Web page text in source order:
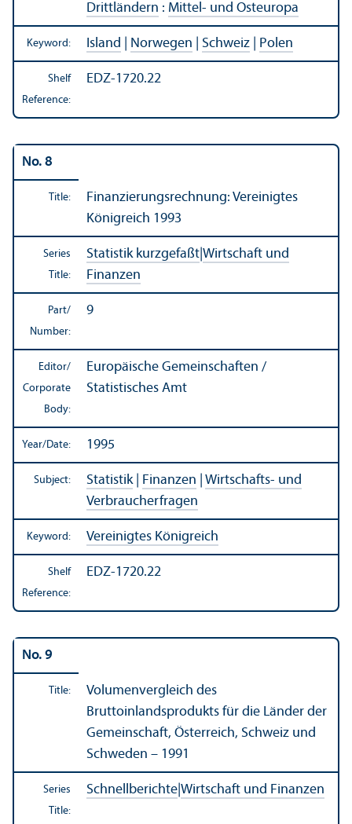
Drittländern : Mittel- und Osteuropa
Keyword: Island Norwegen Schweiz Polen
Shelf
Reference:
EDZ-1720.22
No. 8
Title:
Finanzierungsrechnung: Vereinigtes
Königreich 1993
Series
Title:
Statistik kurzgefaßt Wirtschaft und
Finanzen
Part/
Number:
9
Editor/
Corporate
Body:
Europäische Gemeinschaften /
Statistisches Amt
Year/Date: 1995
Subject: Statistik| Finanzen
Wirtschafts- und
Verbraucherfragen
Keyword: Vereinigtes Königreich
Shelf
Reference:
EDZ-1720.22
No. 9
Title:
Volumenvergleich des
Bruttoinlandsprodukts für die Länder der
Gemeinschaft, Österreich, Schweiz und
Schweden – 1991
Series
Title:
Schnellberichte Wirtschaft und Finanzen